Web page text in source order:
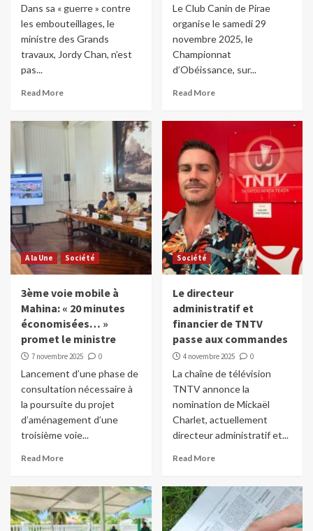
Dans sa « guerre » contre
les embouteillages, le
ministre des Grands
travaux, Jordy Chan, n’est
pas...
Read More
Le Club Canin de Pirae
organise le samedi 29
novembre 2025, le
Championnat
d’Obéissance, sur...
Read More
A la Une Société
3ème voie mobile à
Mahina: « 20 minutes
économisées… »
promet le ministre
7 novembre 2025 0
Lancement d’une phase de
consultation nécessaire à
la poursuite du projet
d’aménagement d’une
troisième voie...
Read More
Société
Le directeur
administratif et
financier de TNTV
passe aux commandes
4 novembre 2025 0
La chaîne de télévision
TNTV annonce la
nomination de Mickaël
Charlet, actuellement
directeur administratif et...
Read More